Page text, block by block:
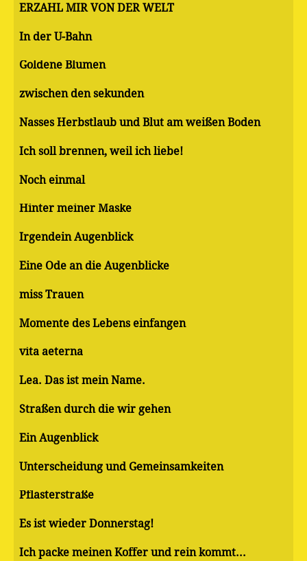
ERZÄHL MIR VON DER WELT
In der U-Bahn
Goldene Blumen
zwischen den sekunden
Nasses Herbstlaub und Blut am weißen Boden
Ich soll brennen, weil ich liebe!
Noch einmal
Hinter meiner Maske
Irgendein Augenblick
Eine Ode an die Augenblicke
miss Trauen
Momente des Lebens einfangen
vita aeterna
Lea. Das ist mein Name.
Straßen durch die wir gehen
Ein Augenblick
Unterscheidung und Gemeinsamkeiten
Pflasterstraße
Es ist wieder Donnerstag!
Ich packe meinen Koffer und rein kommt...